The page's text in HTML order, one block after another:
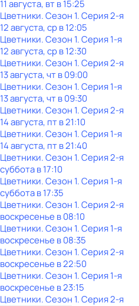
11 августа, вт в 15:25
Цветники. Сезон 1. Серия 2-я
12 августа, ср в 12:05
Цветники. Сезон 1. Серия 1-я
12 августа, ср в 12:30
Цветники. Сезон 1. Серия 2-я
13 августа, чт в 09:00
Цветники. Сезон 1. Серия 1-я
13 августа, чт в 09:30
Цветники. Сезон 1. Серия 2-я
14 августа, пт в 21:10
Цветники. Сезон 1. Серия 1-я
14 августа, пт в 21:40
Цветники. Сезон 1. Серия 2-я
субботав17:10
Цветники. Сезон 1. Серия 1-я
субботав17:35
Цветники. Сезон 1. Серия 2-я
воскресенье в08:10
Цветники. Сезон 1. Серия 1-я
воскресенье в08:35
Цветники. Сезон 1. Серия 2-я
воскресенье в22:50
Цветники. Сезон 1. Серия 1-я
воскресенье в23:15
Цветники. Сезон 1. Серия 2-я